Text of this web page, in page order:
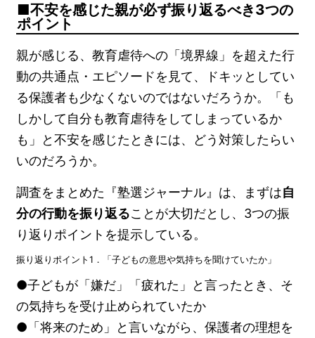
不安を感じた親が必ず振り返るべき3つの
ポイント
親が感じる、教育虐待への「境界線」を超えた行
動の共通点・エピソードを見て、ドキッとしてい
る保護者も少なくないのではないだろうか。「も
しかして自分も教育虐待をしてしまっているか
も」と不安を感じたときには、どう対策したらい
いのだろうか。
調査をまとめた『塾選ジャーナル』は、まずは自
分の行動を振り返ることが大切だとし、3つの振
り返りポイントを提示している。
振り返りポイント1．「子どもの意思や気持ちを聞けていたか」
●子どもが「嫌だ」「疲れた」と言ったとき、そ
の気持ちを受け止められていたか
●「将来のため」と言いながら、保護者の理想を